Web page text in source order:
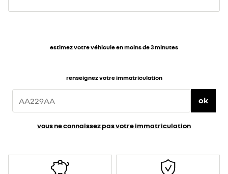
estimez votre véhicule en moins de 3 minutes
renseignez votre immatriculation
ok
vous ne connaissez pas votre immatriculation